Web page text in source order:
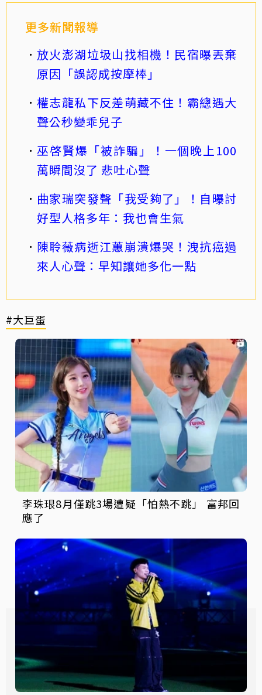
更多新聞報導
放火澎湖垃圾山找相機！民宿曝丟棄
原因「誤認成按摩棒」
權志龍私下反差萌藏不住！霸總遇大
聲公秒變乖兒子
巫啓賢爆「被詐騙」！一個晚上100
萬瞬間沒了 悲吐心聲
曲家瑞突發聲「我受夠了」！自曝討
好型人格多年：我也會生氣
陳聆薇病逝江蕙崩潰爆哭！洩抗癌過
來人心聲：早知讓她多化一點
#大巨蛋
李珠珢8月僅跳3場遭疑「怕熱不跳」 富邦回
應了